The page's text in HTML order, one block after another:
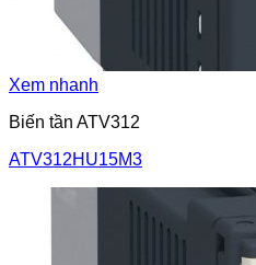
Xem nhanh
Biến tần ATV312
ATV312HU15M3